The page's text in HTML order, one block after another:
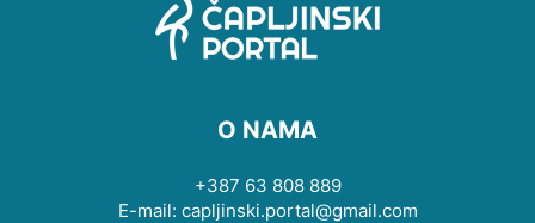
O NAMA
+387 63 808 889
E-mail: capljinski.portal@gmail.com